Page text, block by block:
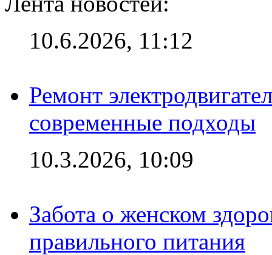
10.6.2026, 11:12
Ремонт
современные подходы
10.3.2026, 10:09
Забота о женском
правильного питания